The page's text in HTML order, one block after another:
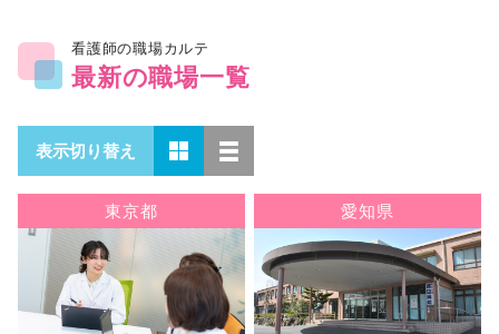
看護師の職場カルテ
最新の職場一覧
表示切り替え
東京都 愛知県